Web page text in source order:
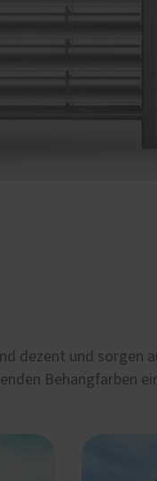
dezent und sorgen
Behangfarben